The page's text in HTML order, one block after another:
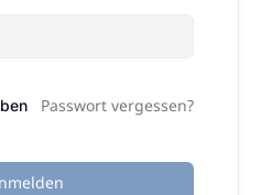
Passwort vergessen?